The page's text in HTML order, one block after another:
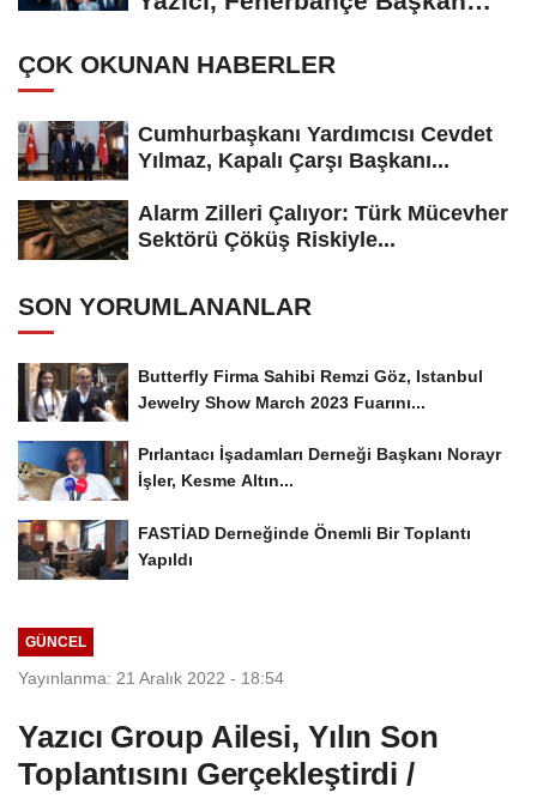
ÇOK OKUNAN HABERLER
Cumhurbaşkanı Yardımcısı Cevdet
Yılmaz, Kapalı Çarşı Başkanı...
Alarm Zilleri Çalıyor: Türk Mücevher
Sektörü Çöküş Riskiyle...
SON YORUMLANANLAR
Butterfly Firma Sahibi Remzi Göz, Istanbul
Jewelry Show March 2023 Fuarını...
Pırlantacı İşadamları Derneği Başkanı Norayr
İşler, Kesme Altın...
FASTİAD Derneğinde Önemli Bir Toplantı
Yapıldı
GÜNCEL
Yayınlanma: 21 Aralık 2022 - 18:54
Yazıcı Group Ailesi, Yılın Son
Toplantısını Gerçekleştirdi /